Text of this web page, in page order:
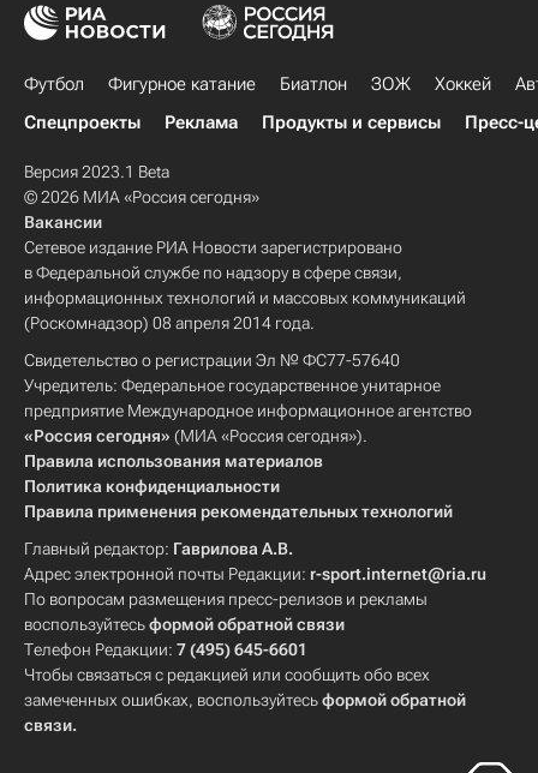
Футбол Фигурное катание Биатлон ЗОЖ Хоккей
Спецпроекты
Реклама Продукты и сервисы Пресс-
Версия 2023.1 Beta
© 2026 МИА «Россия сегодня»
Вакансии
Сетевое издание РИА Новости зарегистрировано
в Федеральной службе по надзору в сфере связи,
информационных технологий и массовых коммуникаций
(Роскомнадзор) 08 апреля 2014 года.
Свидетельство о регистрации Эл № ФС77-57640
Учредитель: Федеральное государственное унитарное
предприятие Международное информационное агентство
«Россия сегодня» (МИА «Россия сегодня»).
Правила использования материалов
Политика конфиденциальности
Правила применения рекомендательных технологий
Главный редактор: Гаврилова А.В.
Адрес электронной почты Редакции: r-sport.internet@ria.ru
По вопросам размещения пресс-релизов и рекламы
воспользуйтесьформой обратной связи
Телефон Редакции: 7 (495) 645-6601
Чтобы связаться с редакцией или сообщить обо всех
замеченных ошибках, воспользуйтесьформой обратной
связи.